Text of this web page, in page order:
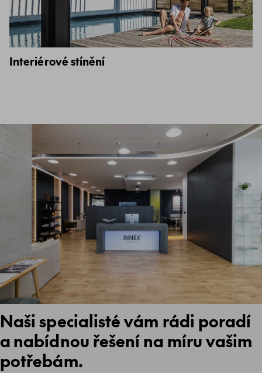
Interiérové stínění
Naši specialisté vám rádi poradí
a nabídnou řešení na míru vašim
potřebám.